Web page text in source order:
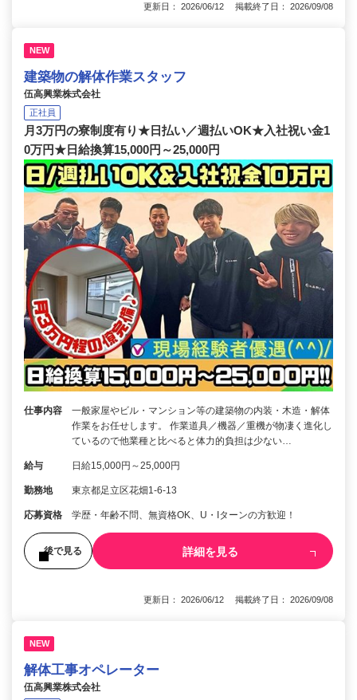
更新日： 2026/06/12 掲載終了日： 2026/09/08
NEW
建築物の解体作業スタッフ
伍高興業株式会社
正社員
月3万円の寮制度有り★日払い／週払いOK★入社祝い金1
0万円★日給換算15,000円～25,000円
仕事内容
一般家屋やビル・マンション等の建築物の内装・木造・解体
作業をお任せします。 作業道具／機器／重機が物凄く進化し
ているので他業種と比べると体力的負担は少ない…
給与 日給15,000円～25,000円
勤務地 東京都足立区花畑1-6-13
応募資格 学歴・年齢不問、無資格OK、U・Iターンの方歓迎！
後で見る 詳細を見る
更新日： 2026/06/12 掲載終了日： 2026/09/08
NEW
解体工事オペレーター
伍高興業株式会社